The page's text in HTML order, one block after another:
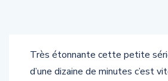
Très étonnante cette petite
d’une dizaine de minutes c’est